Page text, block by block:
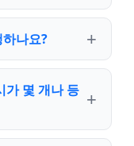
나요?
가 몇 개나 등